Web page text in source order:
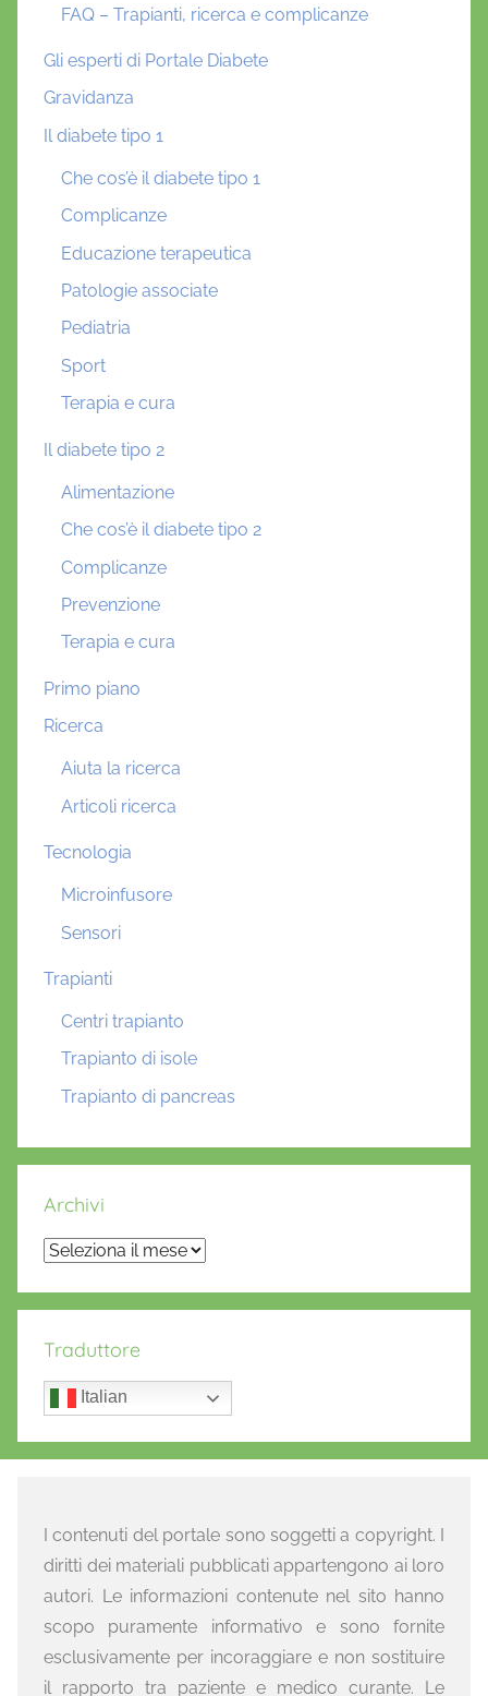
FAQ – Trapianti, ricerca e complicanze
Gli esperti di Portale Diabete
Gravidanza
Il diabete tipo 1
Che cos’è il diabete tipo 1
Complicanze
Educazione terapeutica
Patologie associate
Pediatria
Sport
Terapia e cura
Il diabete tipo 2
Alimentazione
Che cos’è il diabete tipo 2
Complicanze
Prevenzione
Terapia e cura
Primo piano
Ricerca
Aiuta la ricerca
Articoli ricerca
Tecnologia
Microinfusore
Sensori
Trapianti
Centri trapianto
Trapianto di isole
Trapianto di pancreas
Archivi
Archivi
Traduttore
Italian
I contenuti del portale sono soggetti a copyright. I
diritti dei materiali pubblicati appartengono ai loro
autori. Le informazioni contenute nel sito hanno
scopo puramente informativo e sono fornite
esclusivamente per incoraggiare e non sostituire
il rapporto tra paziente e medico curante. Le